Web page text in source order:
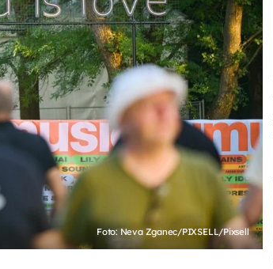
Foto: Neva Zganec/PIXSELL/Pixsell